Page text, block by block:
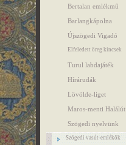
Bertalan emlékmű
Barlangkápolna
Újszögedi Vigadó
Elfeledett öreg kincsek
Turul labdajáték
Hírárudák
Lövölde-liget
Maros-menti Halálút
Szögedi nyelvünk
Szögedi vasút-emlékök